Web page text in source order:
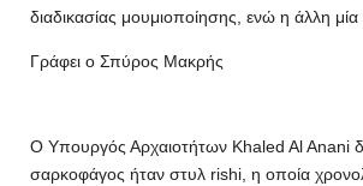
διαδικασίας μουμιοποίησης, ενώ η άλλη μία
Γράφει ο Σπύρος Μακρής
Ο Υπουργός Αρχαιοτήτων Khaled Al Anani
σαρκοφάγος ήταν στυλ rishi, η οποία